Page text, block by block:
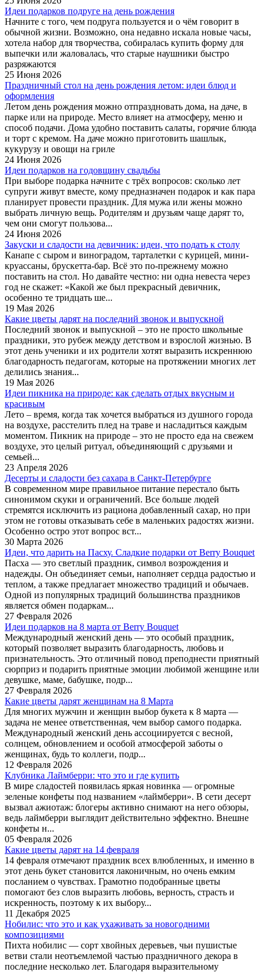
Идеи подарков подруге на день рождения
Начните с того, чем подруга пользуется и о чём говорит в
обычной жизни. Возможно, она недавно искала новые часы,
хотела набор для творчества, собиралась купить форму для
выпечки или жаловалась, что старые наушники быстро
разряжаются
25 Июня 2026
Праздничный стол на день рождения летом: идеи блюд и
оформления
Летом день рождения можно отпраздновать дома, на даче, в
парке или на природе. Место влияет на атмосферу, меню и
способ подачи. Дома удобно поставить салаты, горячие блюда
и торт с кремом. На даче можно приготовить шашлык,
кукурузу и овощи на гриле
24 Июня 2026
Идеи подарков на годовщину свадьбы
При выборе подарка начните с трёх вопросов: сколько лет
супруги живут вместе, кому предназначен подарок и как пара
планирует провести праздник. Для мужа или жены можно
выбрать личную вещь. Родителям и друзьям чаще дарят то,
чем они смогут пользова...
24 Июня 2026
Закуски и сладости на девичник: идеи, что подать к столу
Канапе с сыром и виноградом, тарталетки с курицей, мини-
круассаны, брускетта-бар. Всё это по-прежнему можно
поставить на стол. Но давайте честно: ни одна невеста через
год не скажет: «Какой же был прекрасный девичник,
особенно те тридцать ше...
19 Мая 2026
Какие цветы дарят на последний звонок и выпускной
Последний звонок и выпускной – это не просто школьные
праздники, это рубеж между детством и взрослой жизнью. В
этот день ученики и их родители хотят выразить искреннюю
благодарность педагогам, которые на протяжении многих лет
делились знания...
19 Мая 2026
Идеи пикника на природе: как сделать отдых вкусным и
красивым
Лето – время, когда так хочется выбраться из душного города
на воздухе, расстелить плед на траве и насладиться каждым
моментом. Пикник на природе – это не просто еда на свежем
воздухе, это целый ритуал, объединяющий с друзьями и
семьей...
23 Апреля 2026
Десерты и сладости без сахара в Санкт-Петербурге
В современном мире правильное питание перестало быть
синонимом скуки и ограничений. Все больше людей
стремятся исключить из рациона добавленный сахар, но при
этом не готовы отказывать себе в маленьких радостях жизни.
Особенно остро этот вопрос вст...
30 Марта 2026
Идеи, что дарить на Пасху. Сладкие подарки от Berry Bouquet
Пасха — это светлый праздник, символ возрождения и
надежды. Он объединяет семьи, наполняет сердца радостью и
теплом, а также предлагает множество традиций и обычаев.
Одной из популярных традиций большинства праздников
является обмен подаркам...
27 Февраля 2026
Идеи подарков на 8 марта от Berry Bouquet
Международный женский день — это особый праздник,
который позволяет выразить благодарность, любовь и
признательность. Это отличный повод преподнести приятный
сюрприз и подарить приятные эмоции любимой женщине или
девушке, маме, бабушке, подр...
27 Февраля 2026
Какие цветы дарят женщинам на 8 Марта
Для многих мужчин и женщин выбор букета к 8 марта —
задача не менее ответственная, чем выбор самого подарка.
Международный женский день ассоциируется с весной,
солнцем, обновлением и особой атмосферой заботы о
женщинах, будь то коллеги, подр...
12 Февраля 2026
Клубника Лаймберри: что это и где купить
В мире сладостей появилась яркая новинка — огромные
зеленые конфеты под названием «лаймберри». В сети десерт
вызвал ажиотаж: блогеры активно снимают на него обзоры,
ведь лаймберри выглядит действительно эффектно. Внешне
конфеты н...
05 Февраля 2026
Какие цветы дарят на 14 февраля
14 февраля отмечают праздник всех влюбленных, и именно в
этот день букет становится лаконичным, но очень емким
посланием о чувствах. Грамотно подобранные цветы
помогают без слов выразить любовь, верность, страсть и
искренность, поэтому к их выбору...
11 Декабря 2025
Нобилис: что это и как ухаживать за новогодними
композициями
Пихта нобилис — сорт хвойных деревьев, чьи пушистые
ветви стали неотъемлемой частью праздничного декора в
последние несколько лет. Благодаря выразительному